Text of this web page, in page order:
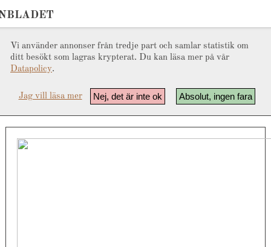
Vi använder annonser från tredje part och samlar statistik om
ditt besökt som lagras krypterat. Du kan läsa mer på vår
Datapolicy.
Absolut, ingen fara
Nej, det är inte ok
Jag vill läsa mer